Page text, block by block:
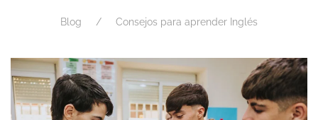
Blog Consejos para aprender Inglés